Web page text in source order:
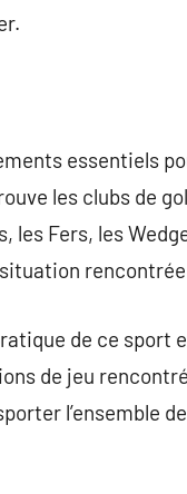
essentiels
les clubs de
Fers, les
de ce
de jeu
l’ensemble